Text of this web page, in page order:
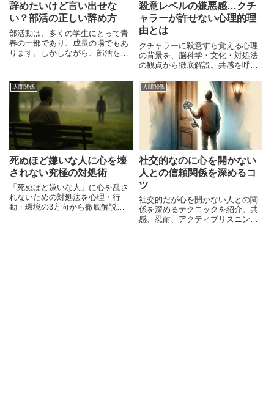
辞めたいけど言い出せな
い？部活の正しい辞め方
部活動は、多くの学生にとって青
春の一部であり、成長の場でもあ
ります。しかしながら、部活を続
ません。部活を辞める理由は様々
であり、個々の事情や環境によっ
て異なります。この記事では、「
殺意レベルの嫌悪感…クチ
ャラーが許せない心理的理
由とは
クチャラーに殺意すら覚える心理
の背景を、脳科学・文化・対処法
の観点から徹底解説。共感を呼ぶ
悩みに迫ります。
人間関係
死ぬほど嫌いな人に心を壊
されない究極の対処術
「死ぬほど嫌いな人」に心を乱さ
れないための対処法を心理・行
動・環境の3方向から徹底解説。
人間関係
社交的なのに心を開かない
人との信頼関係を深めるコ
ツ
社交的だが心を開かない人との関
係を深めるテクニックを紹介。共
感、忍耐、アクティブリスニング